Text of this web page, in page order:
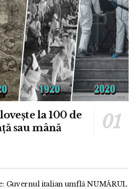
la 100 de
sau mână
Guvernul italian umflă NUMĂRUL